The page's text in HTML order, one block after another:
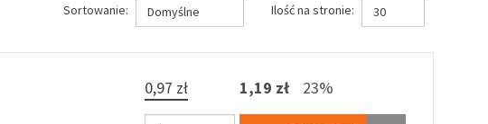
Sortowanie: Domyślne Ilość na stronie: 30
0,97 zł 1,19 zł 23%